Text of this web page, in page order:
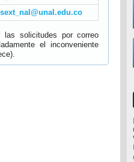
las solicitudes por correo
el inconveniente